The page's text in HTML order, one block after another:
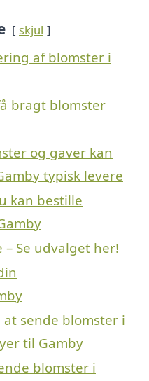
skjul
af blomster i
bragt blomster
og gaver kan
typisk levere
kan bestille
Se udvalget her!
sende blomster i
til Gamby
blomster i